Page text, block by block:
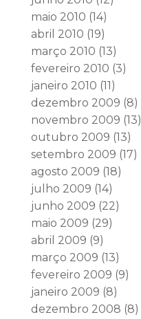
maio 2010 (14)
abril 2010 (19)
março 2010 (13)
fevereiro 2010 (3)
janeiro 2010 (11)
dezembro 2009 (8)
novembro 2009 (13)
outubro 2009 (13)
setembro 2009 (17)
agosto 2009 (18)
julho 2009 (14)
junho 2009 (22)
maio 2009 (29)
abril 2009 (9)
março 2009 (13)
fevereiro 2009 (9)
janeiro 2009 (8)
dezembro 2008 (8)